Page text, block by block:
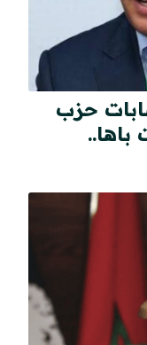
حزب
باها..